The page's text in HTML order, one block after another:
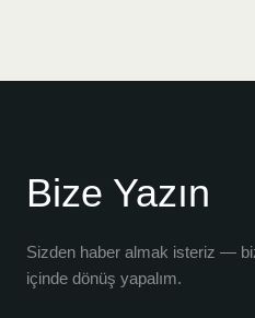
Bize Yazın
Sizden haber almak isteriz —
içinde dönüş yapalım.